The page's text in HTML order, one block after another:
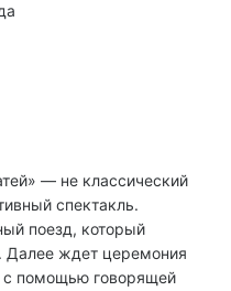
— не классический
спектакль.
поезд, который
Далее ждет церемония
с помощью говорящей